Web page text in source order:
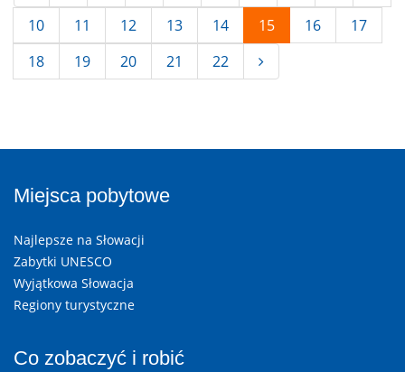
10
11 12 13 14 15 16
17
18
19 20 21 22
Miejsca pobytowe
Najlepsze na Słowacji
Zabytki UNESCO
Wyjątkowa Słowacja
Regiony turystyczne
Co zobaczyć i robić